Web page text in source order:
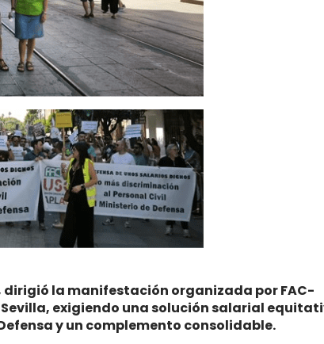
dirigió la manifestación organizada por FAC-
Sevilla, exigiendo una solución salarial
y un complemento consolidable.